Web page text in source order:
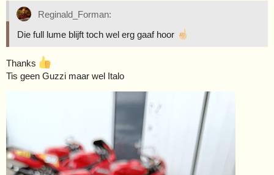
Reginald_Forman:
Die full lume blijft toch wel erg gaaf hoor
Thanks
Tis geen Guzzi maar wel Italo